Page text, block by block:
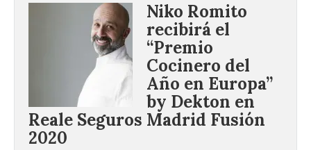
Niko Romito
recibirá el
“Premio
Cocinero del
Año en Europa”
by Dekton en
Reale Seguros Madrid Fusión
2020